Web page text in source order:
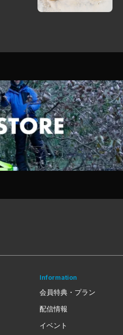
Information
会員特典・プラン
配信情報
イベント